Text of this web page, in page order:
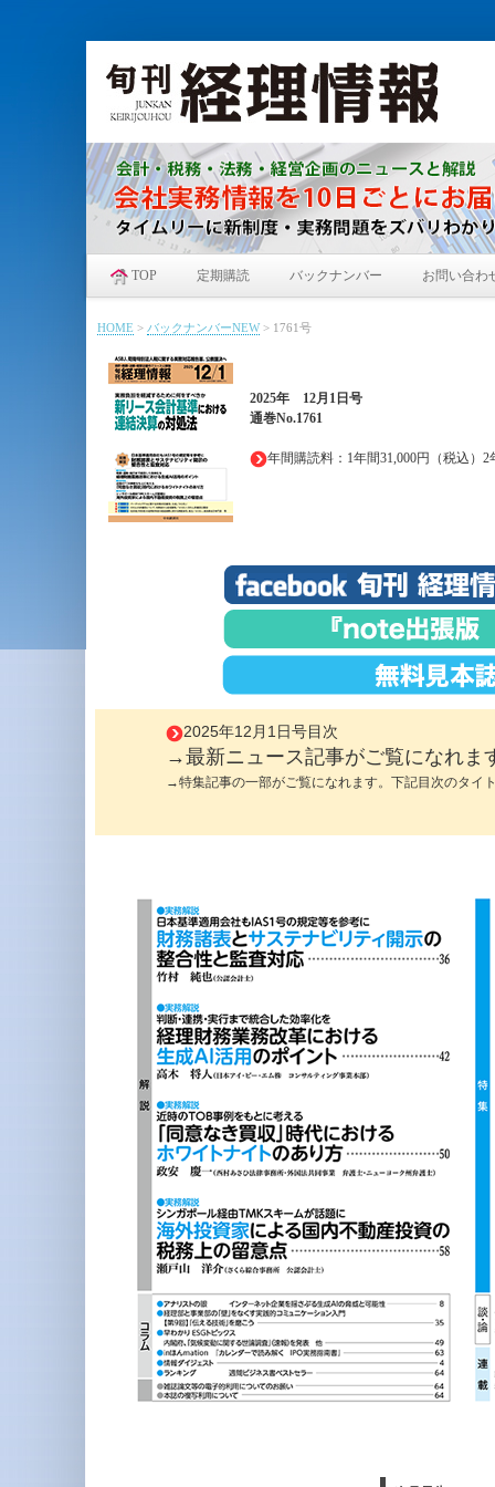
TOP 定期購読 バックナンバー お問い合わ
HOME > バックナンバーNEW> 1761号
2025年 12月1日 号
通巻No.1761
年間購読料：1年間31,000円（税込）2
2025年12月1日号目次
→最新ニュース記事がご覧になれま
→特集記事の一部がご覧になれます。下記目次のタイ